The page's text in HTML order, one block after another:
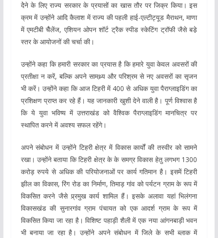
देेने के लिए राज्य सरकार के प्रयासों का खास तौर पर जिक्र किया। इस
क्रम में उन्होंने आदि कैलाश में राज्य की पहली हाई-एल्टीट्यूड मैराथन, माणा
में एमटीबी चैैलेंज, एशियन ओपन शॉर्ट ट्रैक स्पीड स्केटिंग ट्रॉफी जैसे बडे़
स्तर के आयोजनों की चर्चा की।
उन्होंने कहा कि हमारी सरकार का प्रयास है कि हमारे युवा केवल अवसरों की
प्रतीक्षा न करें, बल्कि अपने सामथ्र्य और परिश्रम से नए अवसरों का सृजन
भी करें। उन्होंने कहा कि आज टिहरी में 400 से अधिक युवा पैराग्लाइडिंग का
प्रशिक्षण प्राप्त कर रहे हैं। यह जानकारी खुशी देने वाली है। पूर्ण विश्वास है
कि ये युवा भविष्य में उत्तराखंड को वैश्विक पैराग्लाइडिंग मानचित्र पर
स्थापित करने में अवश्य सफल रहेंगे।
अपने संबोधन में उन्होंने टिहरी क्षेत्र में विकास कार्यों की तस्वीर को सामने
रखा। उन्होंने बताया कि टिहरी क्षेत्र के के समग्र विकास हेतु लगभग 1300
करोड़ रुपये से अधिक की परियोजनाओं पर कार्य गतिमान है। इसमें टिहरी
झील का विकास, रिंग रोड का निर्माण, तिमाड़ गांव को पर्यटन ग्राम के रूप में
विकसित करने जैसे प्र्रमुख कार्य शामिल हैं। इसके अलावा यहां भिलंगना
विकासखंड की सुनारगांव ग्राम पंचायत को एक आदर्श ग्राम के रूप में
विकसित किया जा रहा है। विशिष्ट पहाड़ी शैली में एक नया आंगनबाड़ी भवन
भी बनाया जा रहा है। उन्होंने अपने संबोधन में जिले के सभी ब्लाक में